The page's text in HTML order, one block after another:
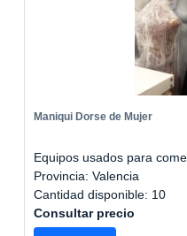
Maniqui Dorse de Mujer
Equipos usados para
Provincia: Valencia
Cantidad disponible: 10
Consultar precio